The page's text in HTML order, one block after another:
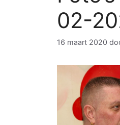
02-
16 maart 2020